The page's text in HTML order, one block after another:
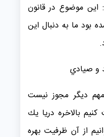
اين موضوع در قانون
بود ما به دنبال اين
و صيادي
ديگر مجوز نيست
بالاخره دريا يك
از آن ظرفيت بهره